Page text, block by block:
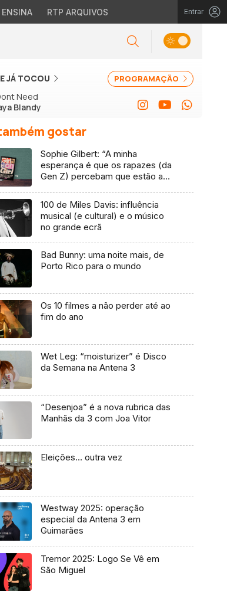
ENSINA RTP ARQUIVOS Entrar
PROGRAMAÇÃO
JÁ TOCOU
Need
Blandy
gostar
Sophie Gilbert: “A minha
esperança é que os rapazes (da
Gen Z) percebam que estão a
100 de Miles Davis: influência
musical (e cultural) e o músico
no grande ecrã
Bad Bunny: uma noite mais, de
Porto Rico para o mundo
Os 10 filmes a não perder até ao
fim do ano
Wet Leg: “moisturizer” é Disco
da Semana na Antena 3
“Desenjoa” é a nova rubrica das
Manhãs da 3 com Joa Vitor
Eleições… outra vez
Westway 2025: operação
especial da Antena 3 em
Guimarães
Tremor 2025: Logo Se Vê em
São Miguel